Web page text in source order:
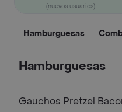
(nuevos usuarios)
Hamburguesas
Hamburguesas
Gauchos Pretzel